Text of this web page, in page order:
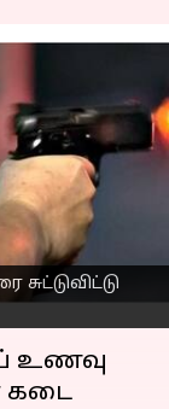
மர்ம
உணவு
கடை